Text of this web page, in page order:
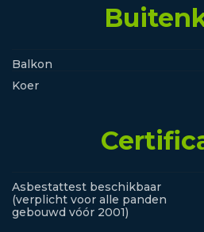
Balkon
Koer
Asbestattest beschikbaar
(verplicht voor alle panden
gebouwd vóór 2001)